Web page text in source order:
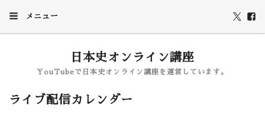
メニュー
日本史オンライン講座
YouTubeで日本史オンライン講座を運営しています。
ライブ配信カレンダー